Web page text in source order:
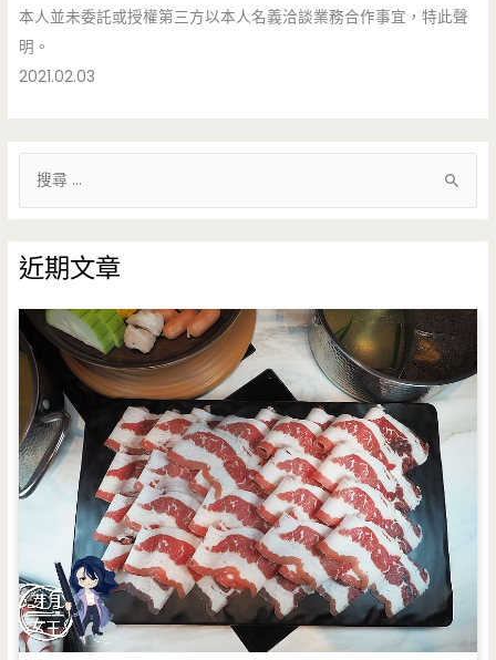
本人並未委託或授權第三方以本人名義洽談業務合作事宜，特此聲
明。
2021.02.03
鍵
字
:
近期文章